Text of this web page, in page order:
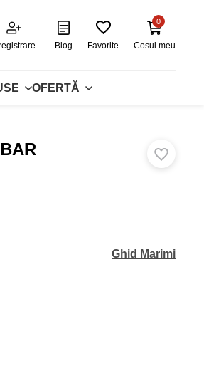
Blog Favorite Cosul meu
0
OFERTĂ
Ghid Marimi